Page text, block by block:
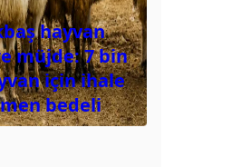
hayvan
müjde: 7 bin
için ihale
bedeli